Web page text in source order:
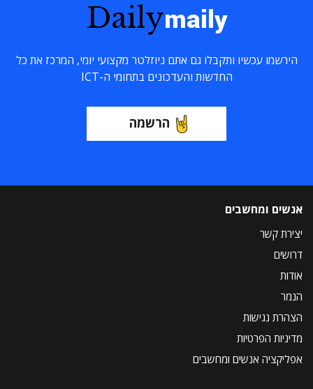
Dailymaily
הירשמו עכשיו ותקבלו גם אתם ניוזלטר מקצועי יומי, המרכז את כל
החדשות והעדכונים בתחומי ה-ICT
הרשמה
אנשים ומחשבים
יצירת קשר
דרושים
אודות
הנמר
הצהרת נגישות
מדיניות הפרטיות
אפליקציה אנשים ומחשבים